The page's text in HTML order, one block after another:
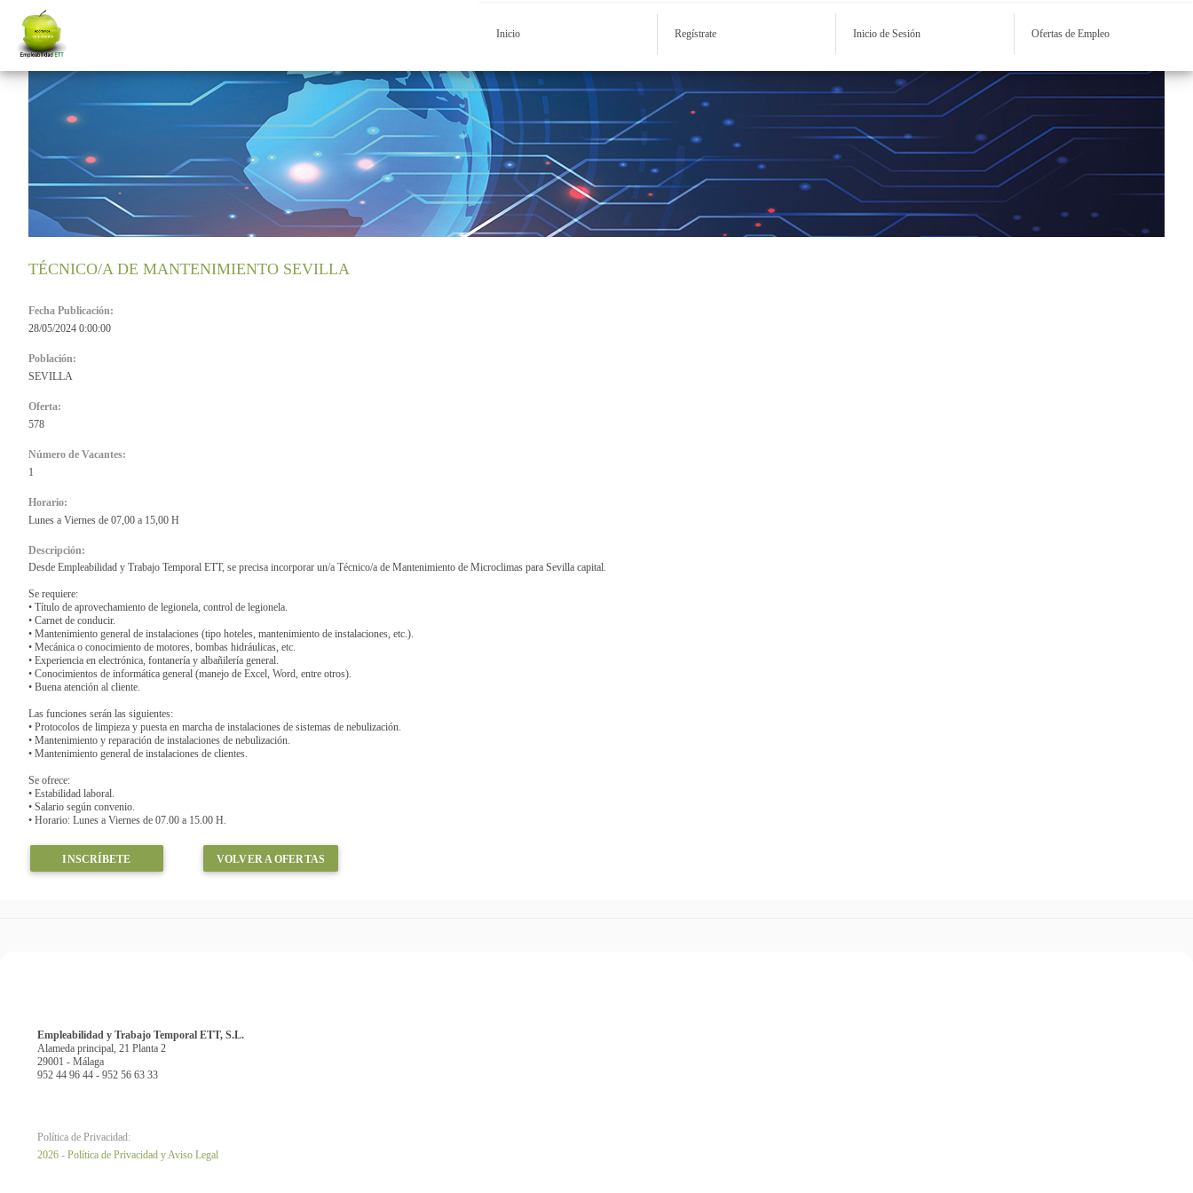
Inicio Regístrate Inicio de Sesión Ofertas de Empleo
TÉCNICO/A DE MANTENIMIENTO SEVILLA
Fecha Publicación:
28/05/2024 0:00:00
Población:
SEVILLA
Oferta:
578
Número de Vacantes:
1
Horario:
Lunes a Viernes de 07,00 a 15,00 H
Descripción:
Desde Empleabilidad y Trabajo Temporal ETT, se precisa incorporar un/a Técnico/a de Mantenimiento de Microclimas para Sevilla capital.
Se requiere:
• Título de aprovechamiento de legionela, control de legionela.
• Carnet de conducir.
• Mantenimiento general de instalaciones (tipo hoteles, mantenimiento de instalaciones, etc.).
• Mecánica o conocimiento de motores, bombas hidráulicas, etc.
• Experiencia en electrónica, fontanería y albañilería general.
• Conocimientos de informática general (manejo de Excel, Word, entre otros).
• Buena atención al cliente.
Las funciones serán las siguientes:
• Protocolos de limpieza y puesta en marcha de instalaciones de sistemas de nebulización.
• Mantenimiento y reparación de instalaciones de nebulización.
• Mantenimiento general de instalaciones de clientes.
Se ofrece:
• Estabilidad laboral.
• Salario según convenio.
• Horario: Lunes a Viernes de 07.00 a 15.00 H.
INSCRÍBETE VOLVER A OFERTAS
Empleabilidad y Trabajo Temporal ETT, S.L.
Alameda principal, 21 Planta 2
29001 - Málaga
952 44 96 44 - 952 56 63 33
Política de Privacidad:
2026 - Política de Privacidad y Aviso Legal